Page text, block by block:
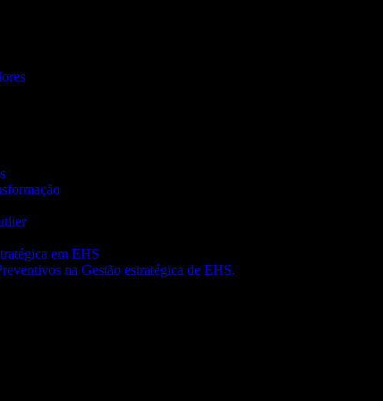
em EHS
na Gestão estratégica de EHS.